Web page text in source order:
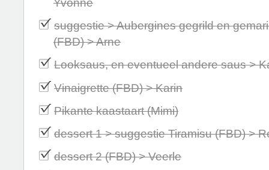
Yvonne
suggestie > Aubergines gegrild en
(FBD) > Arne
Looksaus, en eventueel andere saus >
Vinaigrette (FBD) > Karin
Pikante kaastaart (Mimi)
dessert 1 > suggestie Tiramisu (FBD) >
dessert 2 (FBD) > Veerle